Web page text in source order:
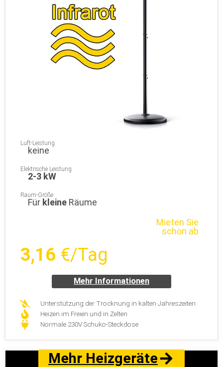
Luft-Leistung
keine
Elektrische Leistung
2-3 kW
Raum-Größe
Für kleine Räume
Mieten Sie
schon ab
3,16 €/Tag
Mehr Informationen
Unterstützung der Trocknung in kalten Jahreszeiten
Heizen im Freien und in Zelten
Normale 230V Schuko-Steckdose
Mehr Heizgeräte